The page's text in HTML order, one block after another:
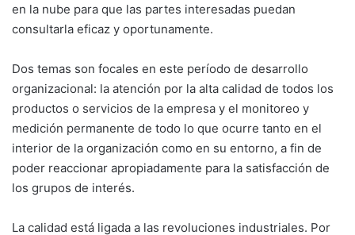
en la nube para que las partes interesadas puedan
consultarla eficaz y oportunamente.
Dos temas son focales en este período de desarrollo
organizacional: la atención por la alta calidad de todos los
productos o servicios de la empresa y el monitoreo y
medición permanente de todo lo que ocurre tanto en el
interior de la organización como en su entorno, a fin de
poder reaccionar apropiadamente para la satisfacción de
los grupos de interés.
La calidad está ligada a las revoluciones industriales. Por